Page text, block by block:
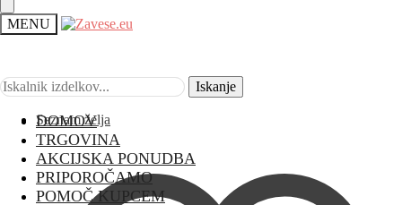
MENU
Iskanje
Seznam želja
Iskanje
DOMOV
TRGOVINA
AKCIJSKA PONUDBA
PRIPOROČAMO
POMOČ KUPCEM